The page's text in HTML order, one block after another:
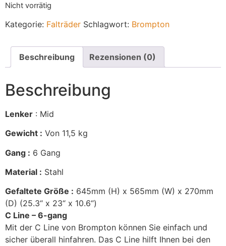
Nicht vorrätig
Kategorie: Falträder Schlagwort: Brompton
Beschreibung Rezensionen (0)
Beschreibung
Lenker : Mid
Gewicht : Von 11,5 kg
Gang : 6 Gang
Material : Stahl
Gefaltete Größe : 645mm (H) x 565mm (W) x 270mm
(D) (25.3“ x 23“ x 10.6“)
C Line – 6-gang
Mit der C Line von Brompton können Sie einfach und
sicher überall hinfahren. Das C Line hilft Ihnen bei den